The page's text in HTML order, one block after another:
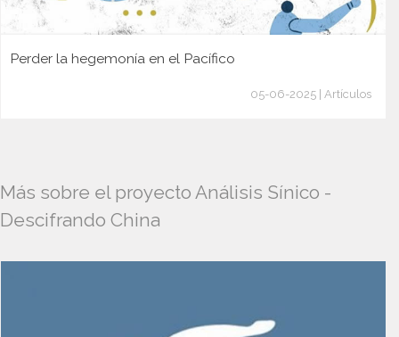
Perder la hegemonía en el Pacífico
05-06-2025 | Artículos
Más sobre el proyecto Análisis Sínico -
Descifrando China